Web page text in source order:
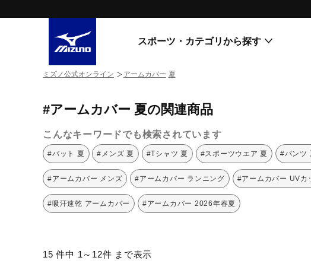
スポーツ・カテゴリから探す
ライフスタイルウエア
ランニング
サッカー／フットサル
野球
バレーボール
WAVE PROPHECY
MORELIA LS
WAVE RIDER
MXR
ゴアテックス
コラボレーション
その他シリーズ
WP
WP
スペシャ
ミズノ公式オンライン アームカバー 夏
#アームカバー 夏の関連商品
こんなキーワードでも検索されています
#バット 夏 #メンズ 夏 #Tシャツ 夏 #スポーツウエア 夏 #パンツ
#アームカバー メンズ #アームカバー ランニング #アームカバー UVカ
#吸汗速乾 アームカバー #アームカバー 2026年春夏
15 件中 1～12件 まで表示